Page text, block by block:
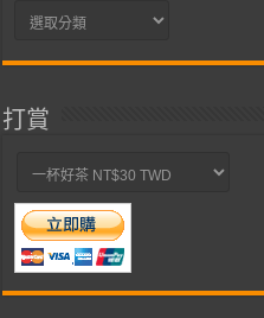
分
打賞